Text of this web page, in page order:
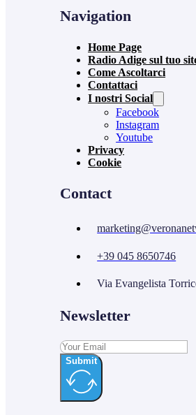
Navigation
Home Page
Radio Adige sul tuo
Come Ascoltarci
Contattaci
I nostri Social
Facebook
Instagram
Youtube
Privacy
Cookie
Contact
+39 045 8650746
Via Evangelista
Newsletter
Submit